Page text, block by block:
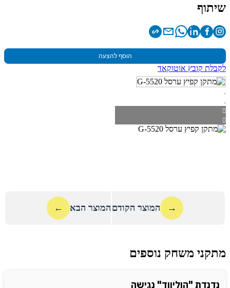
שיתוף
הוסף להצעה
לקבלת קובץ אוטוקאד
→ המוצר הקודם המוצר הבא ←
מתקני משחק נוספים
נדנדת "הוליווד" נגישה